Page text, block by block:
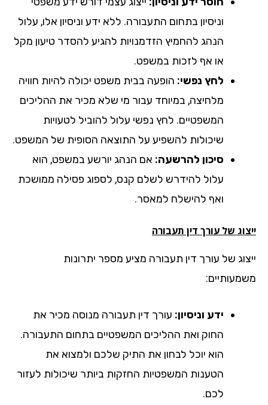
וניסיון בתחום התעבורה. ללא ידע וניסיון אלו, עלול
הנהג להחמיץ הזדמנויות להגיע להסדר טיעון מקל
או אף לזכות במשפט.
לחץ נפשי:הופעה בבית משפט יכולה להיות חוויה
מלחיצה, במיוחד עבור מי שלא מכיר את ההליכים
המשפטיים. לחץ נפשי עלול להוביל לטעויות
שיכולות להשפיע על התוצאה הסופית של המשפט.
סיכון להרשעה:אם הנהג יורשע במשפט, הוא
עלול להידרש לשלם קנס, לספוג פסילה ממושכת
ואף להישלח למאסר.
של עורך דין תעבורה
של עורך דין תעבורה מציע מספר יתרונות
ידע וניסיון:עורך דין תעבורה מנוסה מכיר את
החוק ואת ההליכים המשפטיים בתחום התעבורה.
הוא יוכל לבחון את התיק שלכם ולמצוא את
הטענות המשפטיות החזקות ביותר שיכולות לעזור